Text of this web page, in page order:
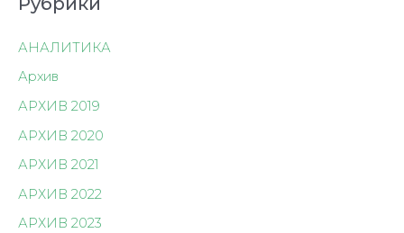
АНАЛИТИКА
Архив
АРХИВ 2019
АРХИВ 2020
АРХИВ 2021
АРХИВ 2022
АРХИВ 2023